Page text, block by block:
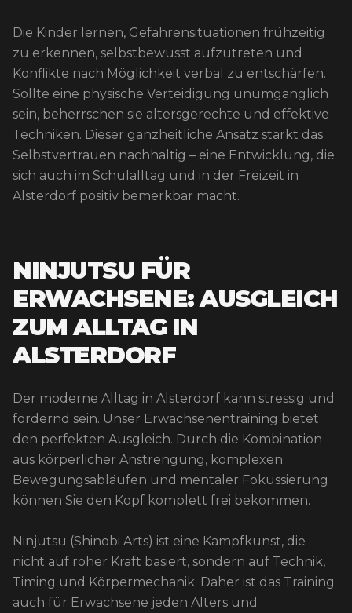
Die Kinder lernen, Gefahrensituationen frühzeitig
zu erkennen, selbstbewusst aufzutreten und
Konflikte nach Möglichkeit verbal zu entschärfen.
Sollte eine physische Verteidigung unumgänglich
sein, beherrschen sie altersgerechte und effektive
Techniken. Dieser ganzheitliche Ansatz stärkt das
Selbstvertrauen nachhaltig – eine Entwicklung, die
sich auch im Schulalltag und in der Freizeit in
Alsterdorf positiv bemerkbar macht.
NINJUTSU FÜR
ERWACHSENE: AUSGLEICH
ZUM ALLTAG IN
ALSTERDORF
Der moderne Alltag in Alsterdorf kann stressig und
fordernd sein. Unser Erwachsenentraining bietet
den perfekten Ausgleich. Durch die Kombination
aus körperlicher Anstrengung, komplexen
Bewegungsabläufen und mentaler Fokussierung
können Sie den Kopf komplett frei bekommen.
Ninjutsu (Shinobi Arts) ist eine Kampfkunst, die
nicht auf roher Kraft basiert, sondern auf Technik,
Timing und Körpermechanik. Daher ist das Training
auch für Erwachsene jeden Alters und